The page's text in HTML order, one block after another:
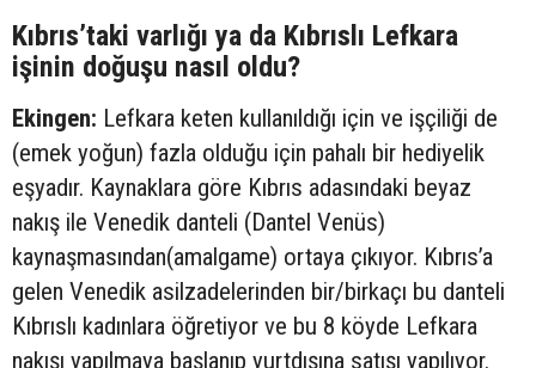
Kıbrıs’taki varlığı ya da Kıbrıslı Lefkara
işinin doğuşu nasıl oldu?
Ekingen: Lefkara keten kullanıldığı için ve işçiliği de
(emek yoğun) fazla olduğu için pahalı bir hediyelik
eşyadır. Kaynaklara göre Kıbrıs adasındaki beyaz
nakış ile Venedik danteli (Dantel Venüs)
kaynaşmasından(amalgame) ortaya çıkıyor. Kıbrıs’a
gelen Venedik asilzadelerinden bir/birkaçı bu danteli
Kıbrıslı kadınlara öğretiyor ve bu 8 köyde Lefkara
nakışı yapılmaya başlanıp yurtdışına satışı yapılıyor.